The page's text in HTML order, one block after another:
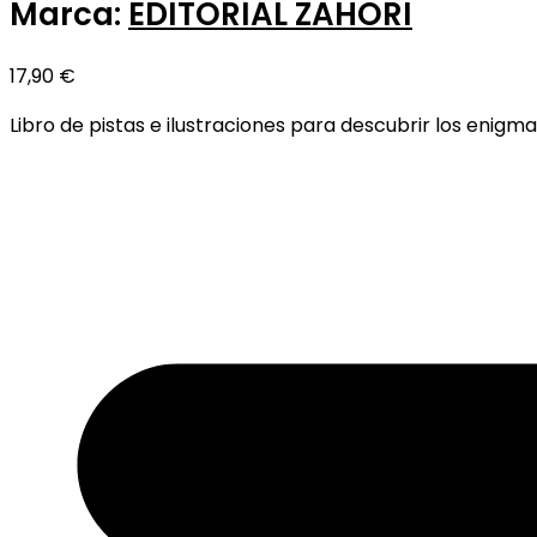
Marca: EDITORIAL ZAHORI
17,90 €
Libro de pistas e ilustraciones para descubrir los